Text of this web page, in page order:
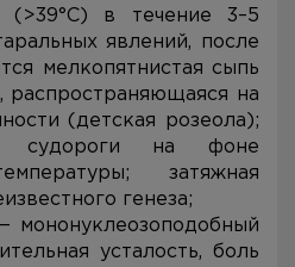
(>39°C) в течение 3–5
явлений, после
мелкопятнистая сыпь
распространяющаяся на
(детская розеола);
судороги на фоне
затяжная
генеза;
мононуклеозоподобный
усталость, боль